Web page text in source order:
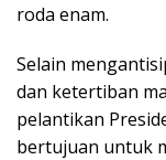
roda enam.
Selain
dan ketertiban
pelantikan
bertujuan untuk